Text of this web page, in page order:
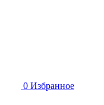
0 Избранное